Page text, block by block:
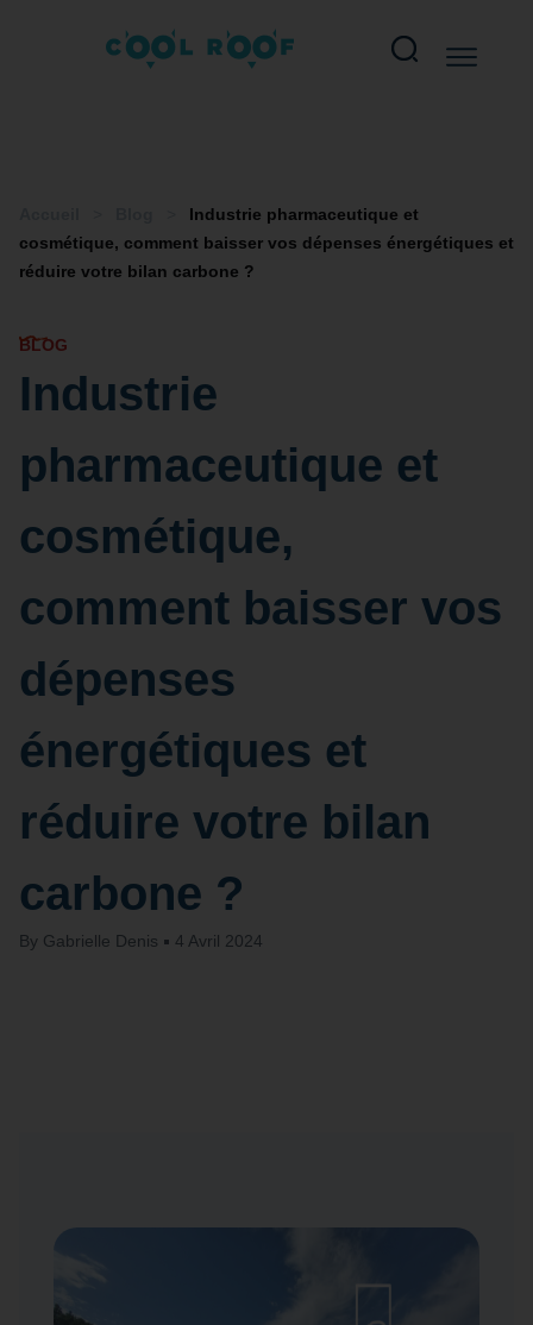
Industrie pharmaceutique et
cosmétique, comment baisser vos dépenses énergétiques et
réduire votre bilan carbone ?
BLOG
Industrie
pharmaceutique et
cosmétique,
comment baisser vos
dépenses
énergétiques et
réduire votre bilan
carbone ?
By Gabrielle Denis 4 Avril 2024